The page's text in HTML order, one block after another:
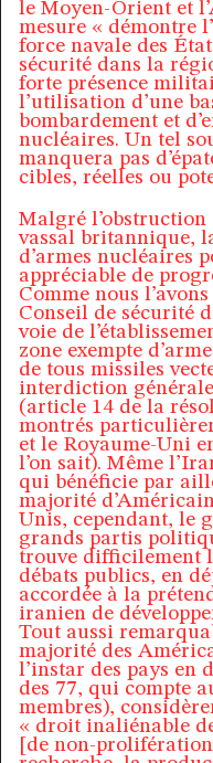
le Moyen-Orient et
mesure « démontre
force navale des
sécurité dans la
forte présence
l’utilisation d’une
bombardement et
nucléaires. Un tel
manquera pas
cibles, réelles ou
Malgré l’obstruction
vassal britannique,
d’armes nucléaires
appréciable de
Comme nous
Conseil de sécurité
voie de
zone exempte
de tous missiles
interdiction
(article 14 de la
montrés
et le Royaume-Uni
l’on sait). Même
qui bénéficie par
majorité
Unis, cependant, le
grands partis
trouve difficilement
débats publics, en
accordée à la
iranien de
Tout aussi
majorité des
l’instar des pays en
des 77, qui compte
membres),
« droit inaliénable
[de non-